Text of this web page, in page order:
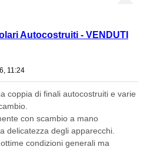
Autocostruiti - VENDUTI
11:24
coppia di finali autocostruiti e varie
con scambio a mano
delicatezza degli apparecchi.
condizioni generali ma